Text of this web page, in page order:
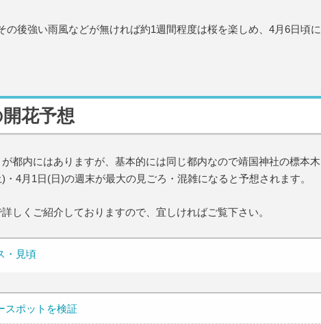
その後強い雨風などが無ければ約1週間程度は桜を楽しめ、4月6日頃に
花予想
都内にはありますが、基本的には同じ都内なので靖国神社の標本木
4月1日(日)の週末が最大の見ごろ・混雑になると予想されます。
しくご紹介しておりますので、宜しければご覧下さい。
・見頃
スポットを検証